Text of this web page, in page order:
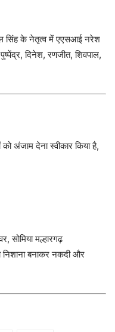
सिंह के नेतृत्व में एएसआई नरेश
दिनेश, रणजीत, शिवपाल,
को अंजाम देना स्वीकार किया है,
सोमिया मल्हारगढ़
निशाना बनाकर नकदी और